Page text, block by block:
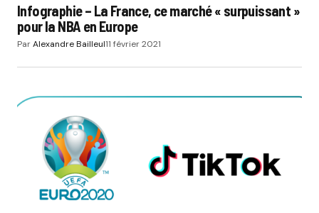
Infographie – La France, ce marché « surpuissant »
pour la NBA en Europe
ParAlexandre Bailleul11 février 2021